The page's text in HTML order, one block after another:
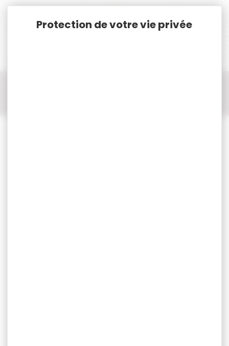
Panneau de gestion des cookies